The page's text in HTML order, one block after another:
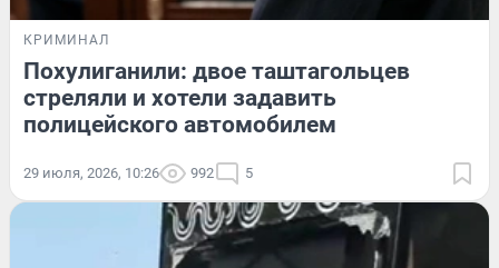
КРИМИНАЛ
Похулиганили: двое таштагольцев
стреляли и хотели задавить
полицейского автомобилем
29 июля, 2026, 10:26 992 5